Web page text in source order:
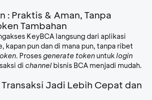
: Praktis & Aman, Tanpa
Tambahan
KeyBCA langsung dari aplikasi
kapan pun dan di mana pun, tanpa ribet
. Prosesgenerate token untuklogin
di channel bisnis BCA menjadi mudah.
Jadi Lebih Cepat dan